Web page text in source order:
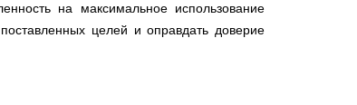
на максимальное использование
целей и оправдать доверие